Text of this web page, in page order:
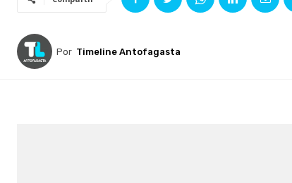
Por Timeline Antofagasta